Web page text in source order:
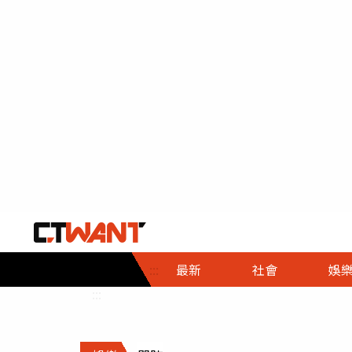
::: 最新 社會
社會首頁
時事
調查
娛樂
娛樂首頁
即時
財經首頁
熱線
政